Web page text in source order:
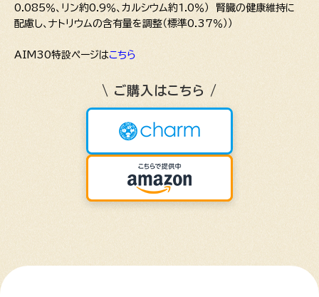
0.085％、リン約0.9％、カルシウム約1.0％） 腎臓の健康維持に
配慮し、ナトリウムの含有量を調整（標準0.37％））
AIM30特設ページはこちら
\ ご購入はこちら /